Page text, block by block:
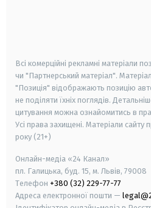
Всі комерційні рекламні матеріали
чи "Партнерський матеріал".
"Позиція" відображають позицію
не поділяти їхніх поглядів.
цитування можна ознайомитись в
Усі права захищені. Матеріали сайту
року (21+)
Онлайн-медіа «24 Канал»
пл. Галицька, буд. 15, м. Львів, 79008
Телефон +380 (32) 229-77-77
Адреса електронної пошти —